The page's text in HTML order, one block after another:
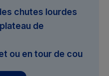
chutes lourdes
de
ou en tour de cou